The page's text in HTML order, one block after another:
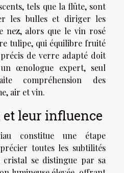
tels que la flûte, sont
les bulles et diriger les
nez, alors que le vin rosé
tulipe, qui équilibre fruité
de verre adapté doit
œnologue expert, seul
compréhension des
air et vin.
leur influence
constitue une étape
toutes les subtilités
se distingue par sa